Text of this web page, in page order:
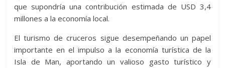
que supondría una contribución estimada de USD 3,4
millones a la economía local.
El turismo de cruceros sigue desempeñando un papel
importante en el impulso a la economía turística de la
Isla de Man, aportando un valioso gasto turístico y